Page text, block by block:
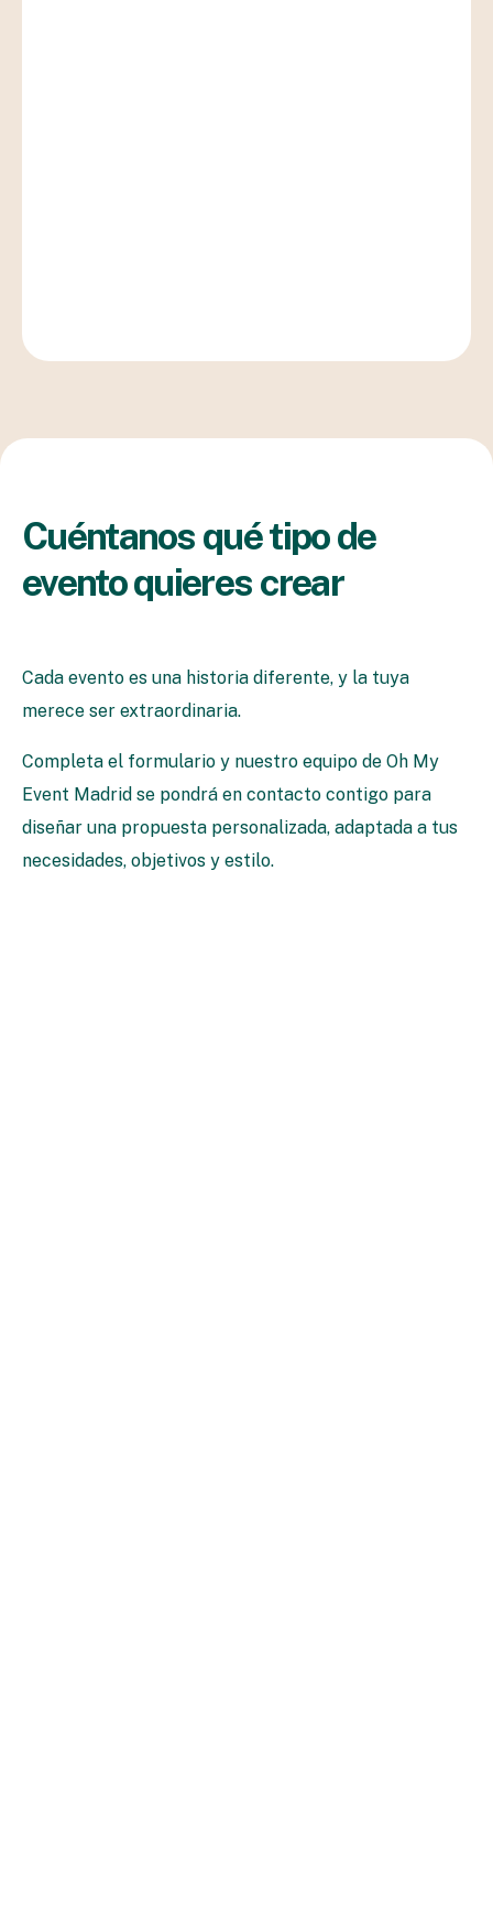
Cuéntanos qué tipo de
evento quieres crear
Cada evento es una historia diferente, y la tuya
merece ser extraordinaria.
Completa el formulario y nuestro equipo de Oh My
Event Madrid se pondrá en contacto contigo para
diseñar una propuesta personalizada, adaptada a tus
necesidades, objetivos y estilo.